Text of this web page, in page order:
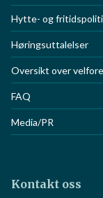
Hytte- og
Høringsuttalelser
Oversikt over
FAQ
Media/PR
Kontakt oss